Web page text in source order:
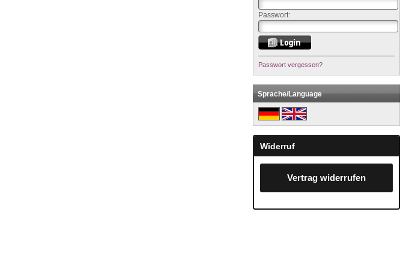
Passwort:
Passwort vergessen?
Sprache/Language
Widerruf
Vertrag widerrufen